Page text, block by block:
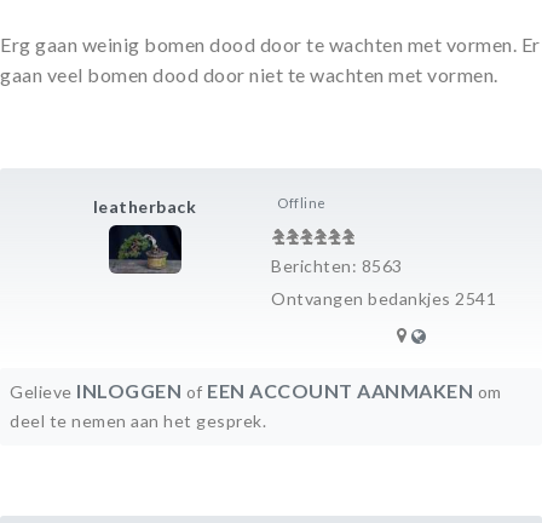
leatherback Offline
Berichten: 8563
Ontvangen bedankjes 2541
Erg gaan weinig bomen dood door te wachten met vormen. Er
gaan veel bomen dood door niet te wachten met vormen.
Gelieve INLOGGEN of EEN ACCOUNT AANMAKEN om
deel te nemen aan het gesprek.